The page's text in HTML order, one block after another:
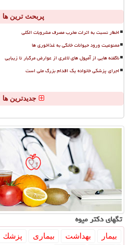
پربحث ترین ها
اخطار نسبت به اثرات مخرب مصرف مشروبات الکلی
ممنوعیت ورود حیوانات خانگی به غذاخوری ها
ناگفته هایی از آمپول های لاغری از عوارض مرگبار تا زیبایی
اجرای پزشکی خانواده یک اقدام بزرگ ملی است
جدیدترین ها
تگهای دكتر میوه
بیمار بهداشت بیماری پزشك